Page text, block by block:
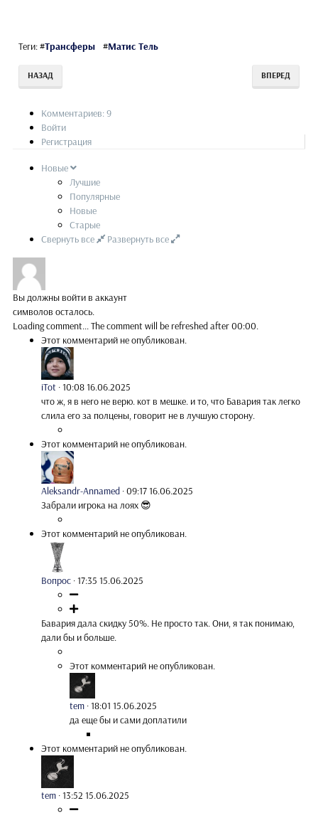
Теги:#Трансферы #Матис Тель
НАЗАД ВПЕРЕД
Комментариев: 9
Войти
Регистрация
Новые
Лучшие
Популярные
Новые
Старые
Свернуть все
Развернуть все
Вы должны войти в аккаунт
символов осталось.
Loading comment...The comment will be refreshed after00:00.
Этот комментарий не опубликован.
iTot ·10:08 16.06.2025
что ж, я в него не верю. кот в мешке. и то, что Бавария так легко
слила его за полцены, говорит не в лучшую сторону.
Этот комментарий не опубликован.
Aleksandr-Annamed ·09:17 16.06.2025
Забрали игрока на лоях 😎
Этот комментарий не опубликован.
Вопрос ·17:35 15.06.2025
Бавария дала скидку 50%. Не просто так. Они, я так понимаю,
дали бы и больше.
Этот комментарий не опубликован.
tem ·18:01 15.06.2025
да еще бы и сами доплатили
Этот комментарий не опубликован.
tem ·13:52 15.06.2025